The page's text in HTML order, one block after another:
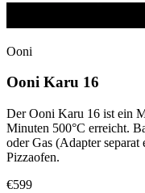
Ooni
Ooni Karu 16
Der Ooni Karu 16 ist ein
Minuten 500°C erreicht.
oder Gas (Adapter
Pizzaofen.
€599